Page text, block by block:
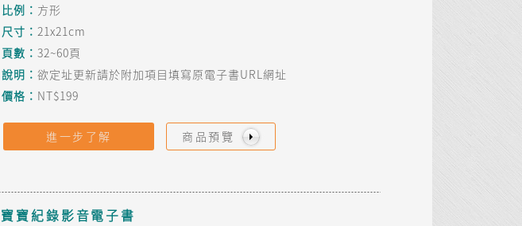
比例： 方形
尺寸：21x21cm
頁數：32~60頁
說明：欲定址更新請於附加項目填寫原電子書URL網址
價格： NT$199
進一步了解 商品預覽
寶寶紀錄影音電子書